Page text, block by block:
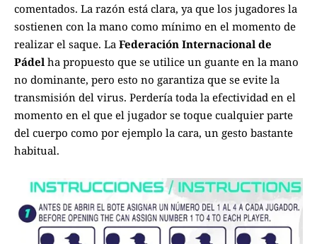
comentados. La razón está clara, ya que los jugadores la
sostienen con la mano como mínimo en el momento de
realizar el saque. La Federación Internacional de
Pádel ha propuesto que se utilice un guante en la mano
no dominante, pero esto no garantiza que se evite la
transmisión del virus. Perdería toda la efectividad en el
momento en el que el jugador se toque cualquier parte
del cuerpo como por ejemplo la cara, un gesto bastante
habitual.